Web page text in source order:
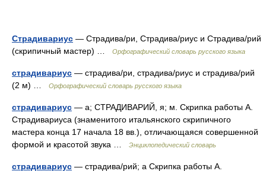
Страдивариус — Страдива/ри, Страдива/риус и Страдива/рий
(скрипичный мастер) …
Орфографический словарь русского языка
страдивариус — страдива/ри, страдива/риус и страдива/рий
(2 м) …
Орфографический словарь русского языка
страдивариус — а; СТРАДИВАРИЙ, я; м. Скрипка работы А.
Страдивариуса (знаменитого итальянского скрипичного
мастера конца 17 начала 18 вв.), отличающаяся совершенной
формой и красотой звука …
Энциклопедический словарь
страдивариус — страдива/рий; а Скрипка работы А.